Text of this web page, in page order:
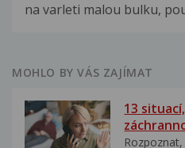
na varleti malou bulku,
MOHLO BY VÁS ZAJÍMAT
13